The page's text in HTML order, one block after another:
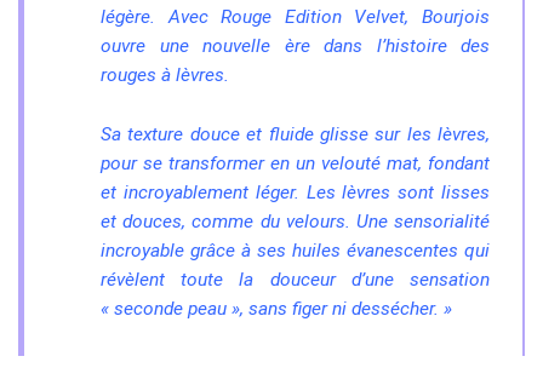
légère.Avec Rouge Edition Velvet, Bourjois
ouvre une nouvelle ère dans l’histoire des
rouges à lèvres.
Sa texture douce et fluide glisse sur les lèvres,
pour se transformer en un velouté mat, fondant
et incroyablement léger. Les lèvres sont lisses
et douces, comme du velours. Une sensorialité
incroyable grâce à ses huiles évanescentes qui
révèlent toute la douceur d’une sensation
« seconde peau », sans figer ni dessécher. »